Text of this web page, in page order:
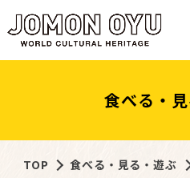
食べる・
TOP
食べる・見る・遊ぶ